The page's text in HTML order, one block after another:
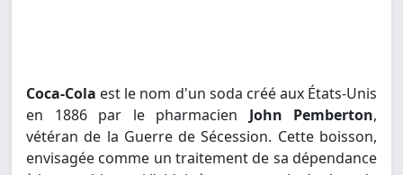
Coca-Cola est le nom d'un soda créé aux États-Unis
en 1886 par le pharmacien John Pemberton,
vétéran de la Guerre de Sécession. Cette boisson,
envisagée comme un traitement de sa dépendance